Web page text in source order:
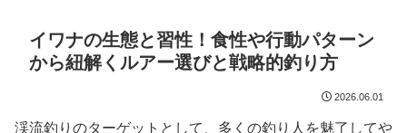
イワナの生態と習性！食性や行動パターン
から紐解くルアー選びと戦略的釣り方
2026.06.01
渓流釣りのターゲットとして、多くの釣り人を魅了してや